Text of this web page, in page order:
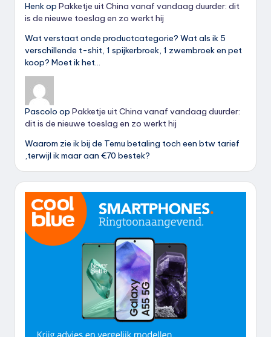
Henkop Pakketje uit China vanaf vandaag duurder: dit
is de nieuwe toeslag en zo werkt hij
Wat verstaat onde productcategorie? Wat als ik 5
verschillende t-shit, 1 spijkerbroek, 1 zwembroek en pet
koop? Moet ik het…
Pascolo op Pakketje uit China vanaf vandaag duurder:
dit is de nieuwe toeslag en zo werkt hij
Waarom zie ik bij de Temu betaling toch een btw tarief
,terwijl ik maar aan €70 bestek?